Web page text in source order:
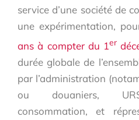
service d’une société de
une expérimentation,
ans à compter du 1er
durée globale de
par l’administration
ou douaniers,
consommation, et